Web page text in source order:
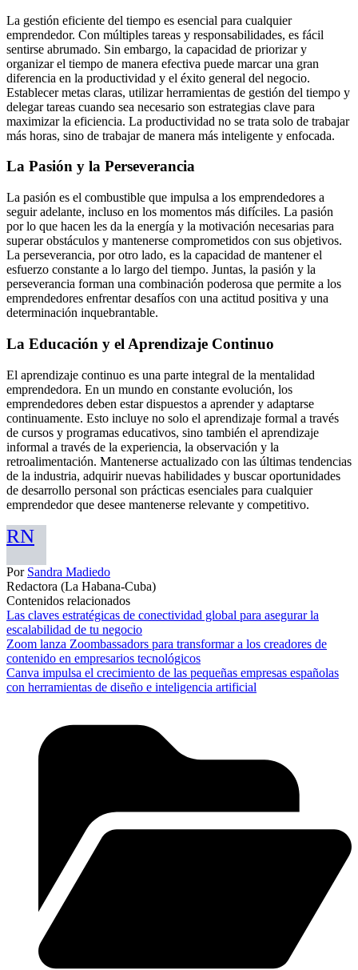
La gestión eficiente del tiempo es esencial para cualquier
emprendedor. Con múltiples tareas y responsabilidades, es fácil
sentirse abrumado. Sin embargo, la capacidad de priorizar y
organizar el tiempo de manera efectiva puede marcar una gran
diferencia en la productividad y el éxito general del negocio.
Establecer metas claras, utilizar herramientas de gestión del tiempo y
delegar tareas cuando sea necesario son estrategias clave para
maximizar la eficiencia. La productividad no se trata solo de trabajar
más horas, sino de trabajar de manera más inteligente y enfocada.
La Pasión y la Perseverancia
La pasión es el combustible que impulsa a los emprendedores a
seguir adelante, incluso en los momentos más difíciles. La pasión
por lo que hacen les da la energía y la motivación necesarias para
superar obstáculos y mantenerse comprometidos con sus objetivos.
La perseverancia, por otro lado, es la capacidad de mantener el
esfuerzo constante a lo largo del tiempo. Juntas, la pasión y la
perseverancia forman una combinación poderosa que permite a los
emprendedores enfrentar desafíos con una actitud positiva y una
determinación inquebrantable.
La Educación y el Aprendizaje Continuo
El aprendizaje continuo es una parte integral de la mentalidad
emprendedora. En un mundo en constante evolución, los
emprendedores deben estar dispuestos a aprender y adaptarse
continuamente. Esto incluye no solo el aprendizaje formal a través
de cursos y programas educativos, sino también el aprendizaje
informal a través de la experiencia, la observación y la
retroalimentación. Mantenerse actualizado con las últimas tendencias
de la industria, adquirir nuevas habilidades y buscar oportunidades
de desarrollo personal son prácticas esenciales para cualquier
emprendedor que desee mantenerse relevante y competitivo.
RN
Por Sandra Madiedo
Redactora (La Habana-Cuba)
Contenidos relacionados
Las claves estratégicas de conectividad global para asegurar la
escalabilidad de tu negocio
Zoom lanza Zoombassadors para transformar a los creadores de
contenido en empresarios tecnológicos
Canva impulsa el crecimiento de las pequeñas empresas españolas
con herramientas de diseño e inteligencia artificial